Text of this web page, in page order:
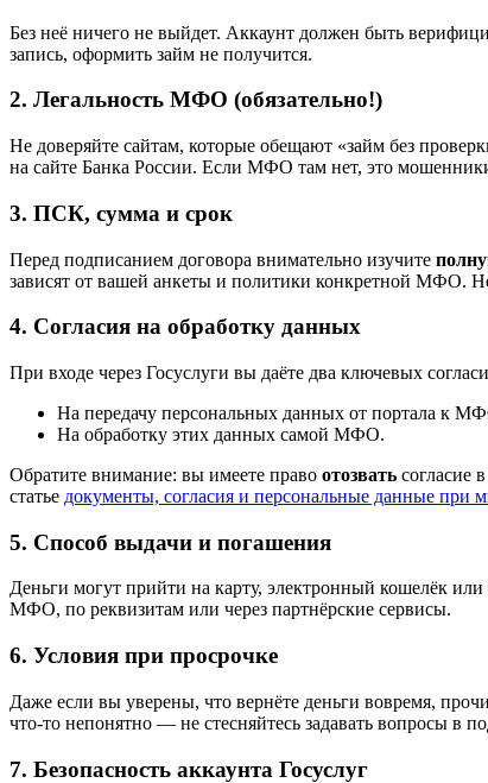
Без неё ничего не выйдет. Аккаунт должен быть
запись, оформить займ не получится.
2. Легальность МФО (обязательно!)
Не доверяйте сайтам, которые обещают «займ без
на сайте Банка России. Если МФО там нет, это
3. ПСК, сумма и срок
Перед подписанием договора внимательно изучите
зависят от вашей анкеты и политики конкретной МФО.
4. Согласия на обработку данных
При входе через Госуслуги вы даёте два ключевых
На передачу персональных данных от портала к
На обработку этих данных самой МФО.
Обратите внимание: вы имеете право отозвать согласие
статье документы, согласия и персональные данные при
5. Способ выдачи и погашения
Деньги могут прийти на карту, электронный кошелёк
МФО, по реквизитам или через партнёрские сервисы.
6. Условия при просрочке
Даже если вы уверены, что вернёте деньги вовремя,
что-то непонятно — не стесняйтесь задавать вопросы в
7. Безопасность аккаунта Госуслуг